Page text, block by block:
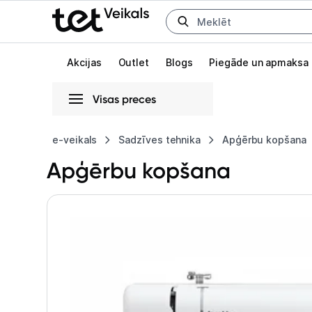
Uz kategorijam Uz galveno saturu
Akcijas Outlet Blogs Piegāde un apmaksa
Visas preces
e-veikals Sadzīves tehnika Apģērbu kopšana
Animācijas
Globāls iestatījums animāciju aktivizēšanai vai deaktivizēšanai visā
Apģērbu kopšana